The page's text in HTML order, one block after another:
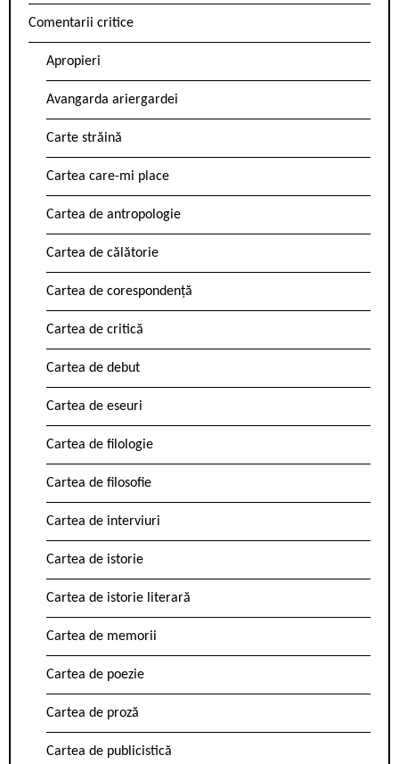
Comentarii critice
Apropieri
Avangarda ariergardei
Carte străină
Cartea care-mi place
Cartea de antropologie
Cartea de călătorie
Cartea de corespondență
Cartea de critică
Cartea de debut
Cartea de eseuri
Cartea de filologie
Cartea de filosofie
Cartea de interviuri
Cartea de istorie
Cartea de istorie literară
Cartea de memorii
Cartea de poezie
Cartea de proză
Cartea de publicistică